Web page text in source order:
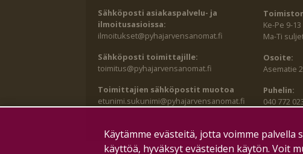
Sähköposti asiakaspalvelu- ja
ilmoitusasioissa:
ilmoitukset@pyhajarvensanomat.fi
Sähköposti toimittajille:
toimitus@pyhajarvensanomat.fi
Toimittajien sähköpostit muotoa
etunimi.sukunimi@pyhajarvensanomat.fi
Ke-Pe 9-13
Ma-Ti
Osoite:
Asematie
Puhelin:
040 772
Käytämme evästeitä, jotta voimme palvella
käyttöä, hyväksyt evästeiden käytön. Voit